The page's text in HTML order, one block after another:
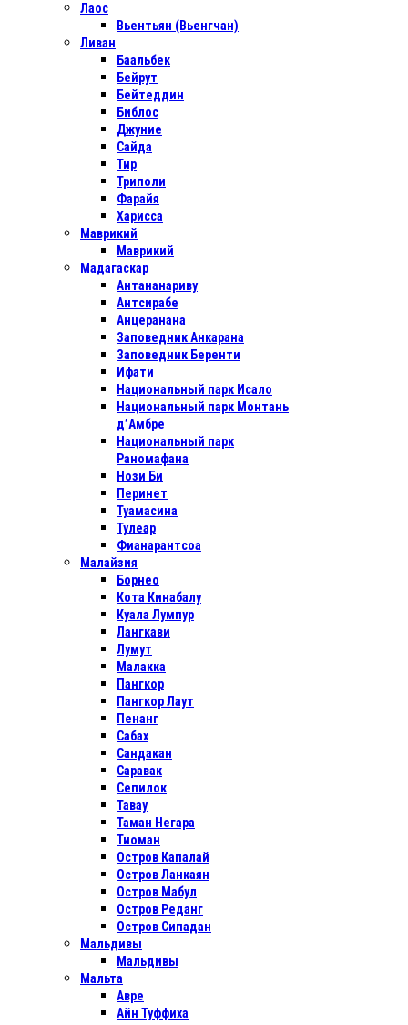
Лаос
Вьентьян (Вьенгчан)
Ливан
Баальбек
Бейрут
Бейтеддин
Библос
Джуние
Сайда
Тир
Триполи
Фарайя
Харисса
Маврикий
Маврикий
Мадагаскар
Антананариву
Антсирабе
Анцеранана
Заповедник Анкарана
Заповедник Беренти
Ифати
Национальный парк Исало
Национальный парк Монтань
д’Амбре
Национальный парк
Раномафана
Нози Би
Перинет
Туамасина
Тулеар
Фианарантсоа
Малайзия
Борнео
Кота Кинабалу
Куала Лумпур
Лангкави
Лумут
Малакка
Пангкор
Пангкор Лаут
Пенанг
Сабах
Сандакан
Саравак
Сепилок
Тавау
Таман Негара
Тиоман
Остров Капалай
Остров Ланкаян
Остров Мабул
Остров Реданг
Остров Сипадан
Мальдивы
Мальдивы
Мальта
Авре
Айн Туффиха